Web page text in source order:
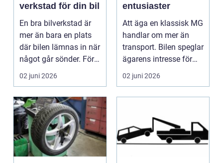
verkstad för din bil
En bra bilverkstad är
mer än bara en plats
där bilen lämnas in när
något går sönder. För
många biläg...
02 juni 2026
entusiaster
Att äga en klassisk MG
handlar om mer än
transport. Bilen speglar
ägarens intresse för
teknik, histo...
02 juni 2026